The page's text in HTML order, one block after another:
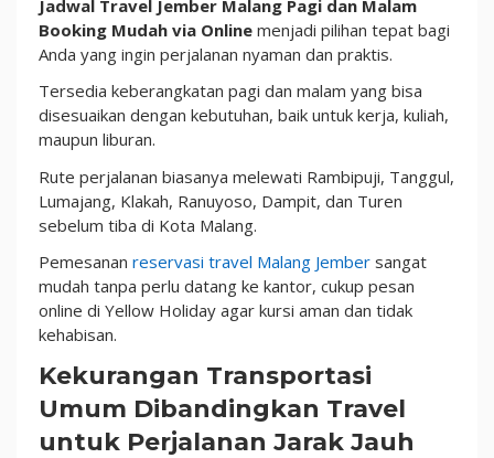
Jadwal Travel Jember Malang Pagi dan Malam
Booking Mudah via Online menjadi pilihan tepat bagi
Anda yang ingin perjalanan nyaman dan praktis.
Tersedia keberangkatan pagi dan malam yang bisa
disesuaikan dengan kebutuhan, baik untuk kerja, kuliah,
maupun liburan.
Rute perjalanan biasanya melewati Rambipuji, Tanggul,
Lumajang, Klakah, Ranuyoso, Dampit, dan Turen
sebelum tiba di Kota Malang.
Pemesanan reservasi travel Malang Jember sangat
mudah tanpa perlu datang ke kantor, cukup pesan
online di Yellow Holiday agar kursi aman dan tidak
kehabisan.
Kekurangan Transportasi
Umum Dibandingkan Travel
untuk Perjalanan Jarak Jauh